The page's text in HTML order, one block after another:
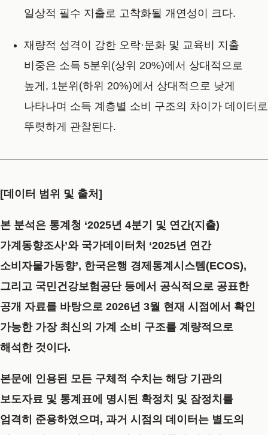
일상적 필수 지출로 고착화될 개연성이 크다.
재량적 성격이 강한 오락·문화 및 교육비 지출
비중은 소득 5분위(상위 20%)에서 상대적으로
높게, 1분위(하위 20%)에서 상대적으로 낮게
나타나며 소득 계층별 소비 구조의 차이가 데이터로
뚜렷하게 관찰된다.
[데이터 범위 및 출처]
본 분석은 통계청 ‘2025년 4분기 및 연간(지출)
가계동향조사’와 국가데이터처 ‘2025년 연간
소비자물가동향’, 한국은행 경제통계시스템(ECOS),
그리고 국민건강보험공단 등에서 공식적으로 공표한
공개 자료를 바탕으로 2026년 3월 현재 시점에서 확인
가능한 가장 최신의 가계 소비 구조를 계량적으로
해석한 것이다.
본문에 인용된 모든 구체적 수치는 해당 기관의
보도자료 및 통계표에 명시된 확정치 및 잠정치를
엄격히 준용하였으며, 과거 시점의 데이터는 별도의